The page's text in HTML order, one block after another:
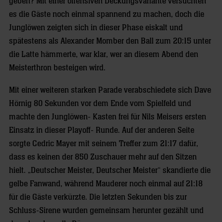
es die Gäste noch einmal spannend zu machen, doch die
Junglöwen zeigten sich in dieser Phase eiskalt und
spätestens als Alexander Momber den Ball zum 20:15 unter
die Latte hämmerte, war klar, wer an diesem Abend den
Meisterthron besteigen wird.
Mit einer weiteren starken Parade verabschiedete sich Dave
Hörnig 80 Sekunden vor dem Ende vom Spielfeld und
machte den Junglöwen- Kasten frei für Nils Meisers ersten
Einsatz in dieser Playoff- Runde. Auf der anderen Seite
sorgte Cedric Mayer mit seinem Treffer zum 21:17 dafür,
dass es keinen der 850 Zuschauer mehr auf den Sitzen
hielt. „Deutscher Meister, Deutscher Meister“ skandierte die
gelbe Fanwand, während Mauderer noch einmal auf 21:18
für die Gäste verkürzte. Die letzten Sekunden bis zur
Schluss-Sirene wurden gemeinsam herunter gezählt und